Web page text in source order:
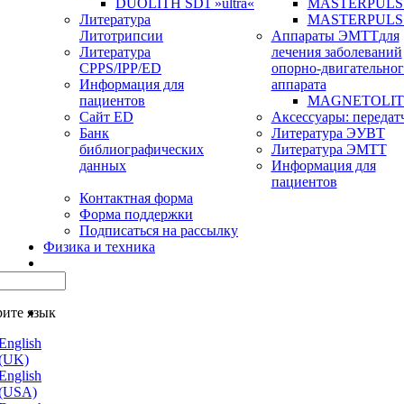
DUOLITH SD1 »ultra«
Литература
Литотрипсии
Литература
CPPS/IPP/ED
Информация для
пациентов
Сайт ED
Банк
библиографических
данных
Аппараты ЭМТТдля
лечения заболеваний
опорно-
аппарата
Аксессуары:
Литература ЭУВТ
Литература ЭМТТ
Информация для
пациентов
Контактная форма
Форма поддержки
Подписаться на рассылку
Физика и техника
язык